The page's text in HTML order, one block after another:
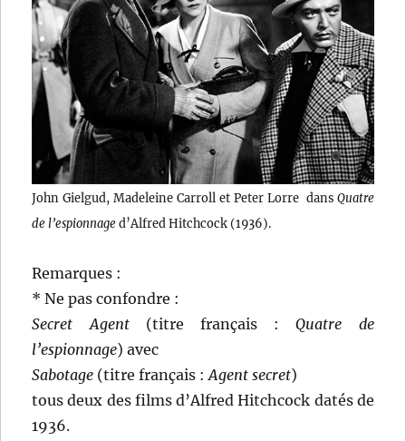
John Gielgud, Madeleine Carroll et Peter Lorre dans Quatre
de l’espionnaged’Alfred Hitchcock (1936).
Remarques :
* Ne pas confondre :
Secret Agent(titre français :Quatre de
l’espionnage) avec
Sabotage (titre français :Agent secret)
tous deux des films d’Alfred Hitchcock datés de
1936.